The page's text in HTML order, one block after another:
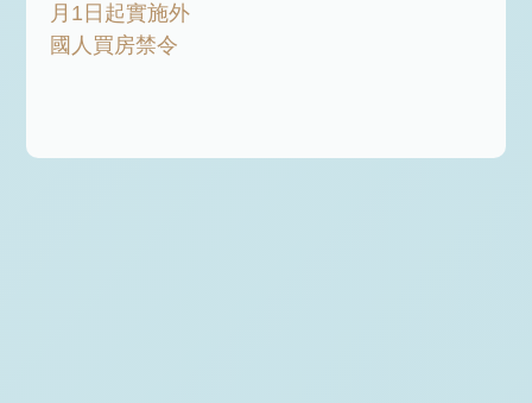
月1日起實施外
國人買房禁令